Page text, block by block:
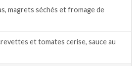
magrets séchés et fromage de
et tomates cerise, sauce au